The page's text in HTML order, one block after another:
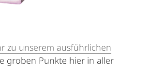
zu unserem ausführlichen
groben Punkte hier in aller